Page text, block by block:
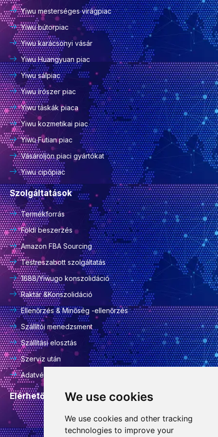
We use cookies
We use cookies and other tracking
technologies to improve your
Yiwu mesterséges virágpiac
Yiwu bútorpiac
Yiwu karácsonyi vásár
Yiwu Huangyuan piac
Yiwu sálpiac
Yiwu írószer piac
Yiwu táskák piaca
Yiwu kozmetikai piac
Yiwu Futian piac
Vásároljon piaci gyártókat
Yiwu cipőpiac
Szolgáltatások
Termékforrás
Földi beszerzés
Amazon FBA Sourcing
Testreszabott szolgáltatás
1688/Yiwugo konszolidáció
Raktár &Konszolidáció
Ellenőrzés & Minőség -ellenőrzés
Szállítói menedzsment
Szállítási elosztás
Szerviz után
Adatvédelmi szabályzat
Elérhetőségi adatok
info@goodcansourcing.com